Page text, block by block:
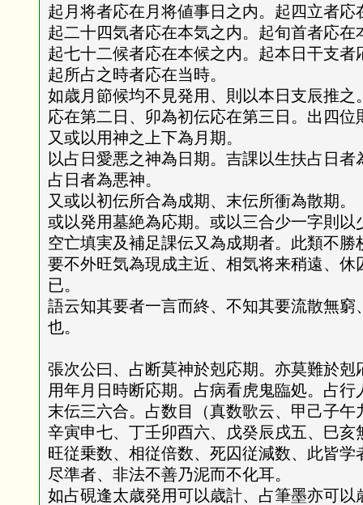
起月将者応在月将値事日之内。起四立者応
起二十四気者応在本気之内。起旬首者応在
起七十二候者応在本候之内。起本日干支者
起所占之時者応在当時。
如歳月節候均不見発用、則以本日支辰推之
応在第二日、卯為初伝応在第三日。出四位
又或以用神之上下為月期。
以占日愛悪之神為日期。吉課以生扶占日者
占日者為悪神。
又或以初伝所合為成期、末伝所衝為散期。
或以発用墓絶為応期。或以三合少一字則以
空亡填実及補足課伝又為成期者。此類不勝
要不外旺気為現成主近、相気将来稍遠、休
已。
語云知其要者一言而終、不知其要流散無窮
也。
張次公曰、占断莫神於剋応期。亦莫難於剋
用年月日時断応期。占病看虎鬼臨処。占行
末伝三六合。占数目（真数歌云、甲己子午
辛寅申七、丁壬卯酉六、戊癸辰戌五、巳亥
旺従乗数、相従倍数、死囚従減数、此皆学
尽準者、非法不善乃泥而不化耳。
如占硯逢太歳発用可以歳計、占筆墨亦可以